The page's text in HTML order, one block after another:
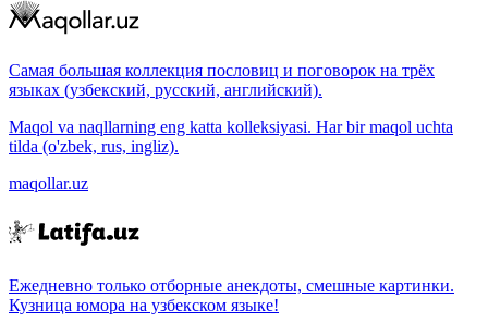
Самая большая коллекция пословиц и поговорок на трёх
языках (узбекский, русский, английский).
Maqol va naqllarning eng katta kolleksiyasi. Har bir maqol uchta
tilda (o'zbek, rus, ingliz).
maqollar.uz
Ежедневно только отборные анекдоты, смешные картинки.
Кузница юмора на узбекском языке!